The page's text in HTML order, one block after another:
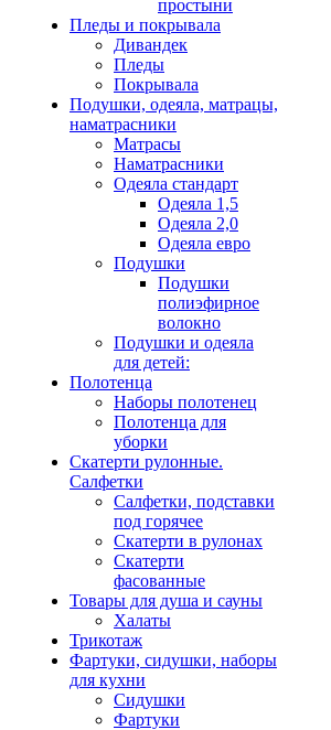
простыни
Пледы и покрывала
Дивандек
Пледы
Покрывала
Подушки, одеяла, матрацы,
наматрасники
Матрасы
Наматрасники
Одеяла стандарт
Одеяла 1,5
Одеяла 2,0
Одеяла евро
Подушки
Подушки
полиэфирное
волокно
Подушки и одеяла
для детей:
Полотенца
Наборы полотенец
Полотенца для
уборки
Скатерти рулонные.
Салфетки
Салфетки, подставки
под горячее
Скатерти в рулонах
Скатерти
фасованные
Товары для душа и сауны
Халаты
Трикотаж
Фартуки, сидушки, наборы
для кухни
Сидушки
Фартуки